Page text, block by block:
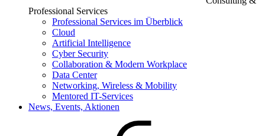
Professional Services
Professional Services im Überblick
Cloud
Artificial Intelligence
Cyber Security
Collaboration & Modern Workplace
Data Center
Networking, Wireless & Mobility
Mentored IT-Services
News, Events, Aktionen